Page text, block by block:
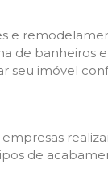
e
banheiros
imóvel
de